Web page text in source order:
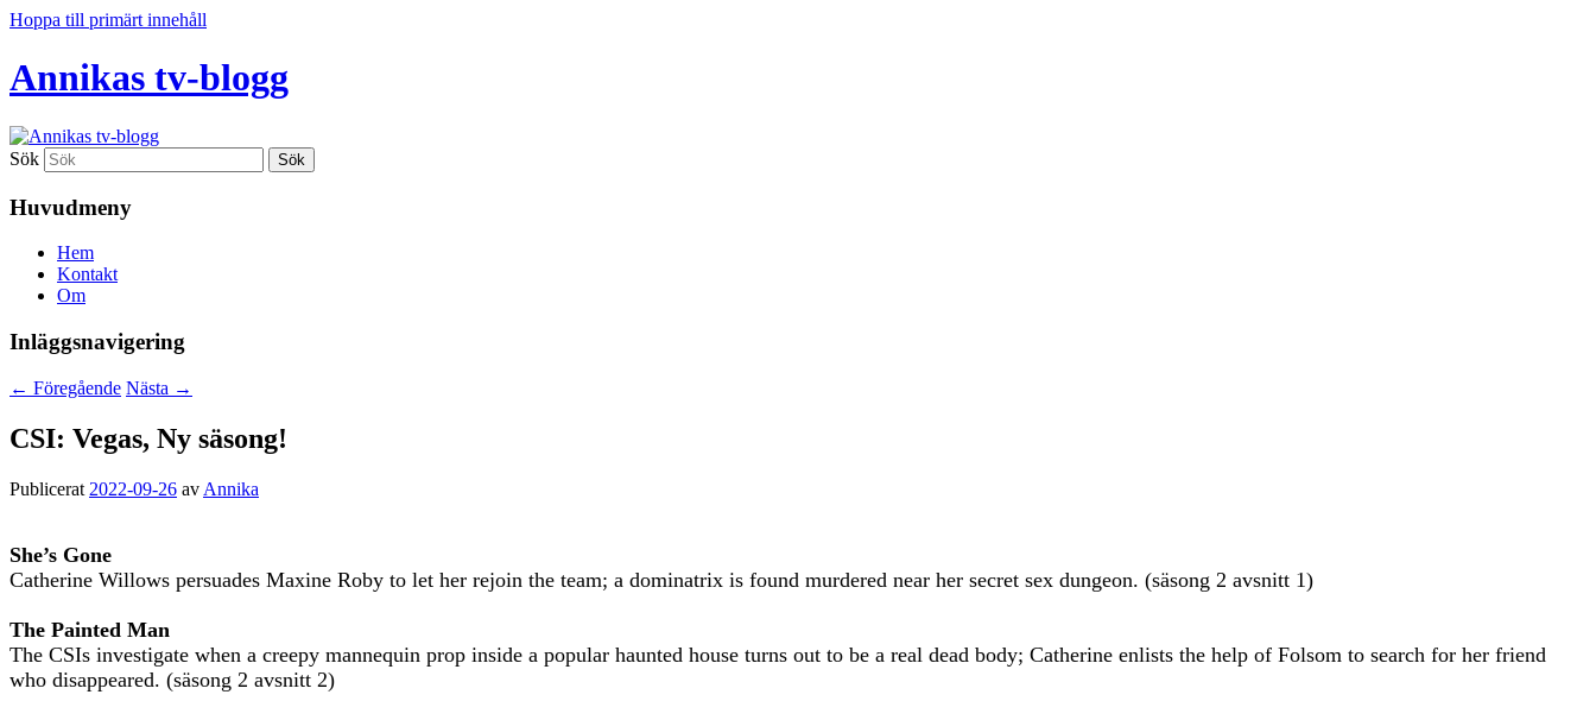
Hoppa till primärt innehåll
Annikas tv-blogg
Sök
Huvudmeny
Hem
Kontakt
Om
Inläggsnavigering
← Föregående Nästa →
CSI: Vegas, Ny säsong!
Publicerat 2022-09-26 av Annika
She’s Gone
Catherine Willows persuades Maxine Roby to let her rejoin the team; a dominatrix is found murdered near her secret sex dungeon. (säsong 2 avsnitt 1)
The Painted Man
The CSIs investigate when a creepy mannequin prop inside a popular haunted house turns out to be a real dead body; Catherine enlists the help of Folsom to search for her friend
who disappeared. (säsong 2 avsnitt 2)